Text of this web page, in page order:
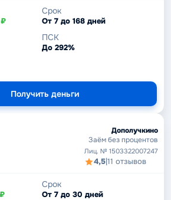
Срок
От 7 до 168 дней
ПСК
До 292%
Получить деньги
Дополучкино
Заём без процентов
Лиц. № 1503322007247
4,5|11 отзывов
Срок
От 7 до 30 дней